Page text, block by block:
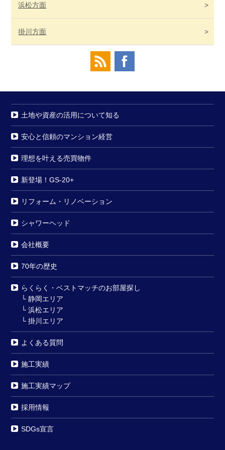
浜松方面
掛川方面
土地や資産の活用について知る
安心と信頼のマンション経営
理想を叶える売買物件
新登場！GS-20+
リフォーム・リノベーション
シャワーヘッド
会社概要
70年の歴史
らくらく・ベストマッチのお部屋探し
└静岡エリア
└浜松エリア
└掛川エリア
よくある質問
施工実績
施工実績マップ
採用情報
SDGs宣言